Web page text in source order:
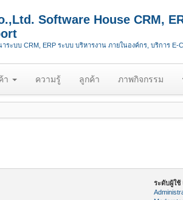
Software House CRM,
ระบบ CRM, ERP ระบบ บริหารงาน ภายในองค์กร, บริการ E-
า ความรู้ ลูกค้า ภาพกิจกรรม
ระดับผู้ใช้